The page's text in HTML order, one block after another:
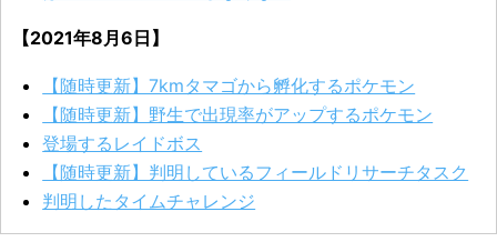
【2021年8月6日】
【随時更新】7kmタマゴから孵化するポケモン
【随時更新】野生で出現率がアップするポケモン
登場するレイドボス
【随時更新】判明しているフィールドリサーチタスク
判明したタイムチャレンジ